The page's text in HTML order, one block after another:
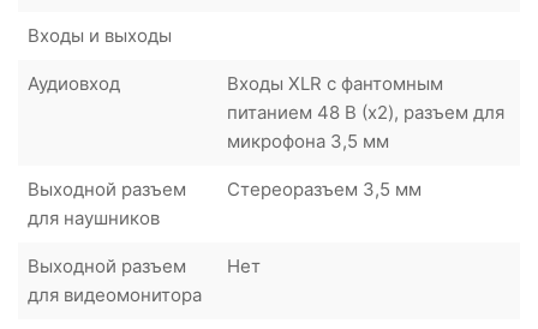
Входы и выходы
Аудиовход
Входы XLR с фантомным
питанием 48 В (x2), разъем для
микрофона 3,5 мм
Выходной разъем
для наушников
Стереоразъем 3,5 мм
Выходной разъем
для видеомонитора
Нет